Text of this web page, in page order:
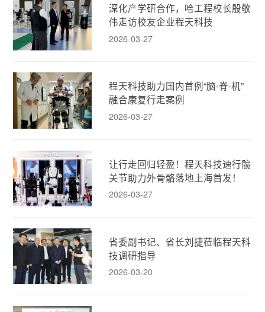
深化产学研合作，哈工程校长殷敬
伟走访校友企业程天科技
2026-03-27
程天科技助力国内首例“脑-脊-机”
融合康复行走案例
2026-03-27
让行走回归轻盈！程天科技速行髋
关节助力外骨骼落地上海首发！
2026-03-27
省委副书记、省长刘捷莅临程天科
技调研指导
2026-03-20